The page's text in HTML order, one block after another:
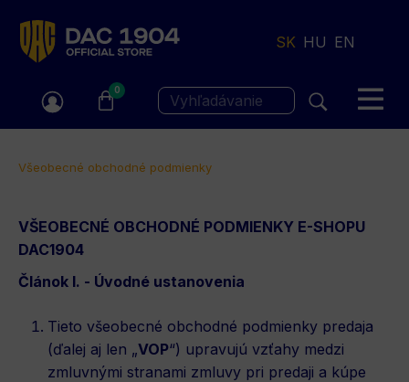
navigation
0
HU
SK EN
Vyhľadávanie
Nachádzate
tu
Všeobecné obchodné podmienky
Back
to
top
VŠEOBECNÉ OBCHODNÉ PODMIENKY E-SHOPU
DAC1904
Článok I. - Úvodné ustanovenia
Tieto všeobecné obchodné podmienky predaja
(ďalej aj len „VOP“) upravujú vzťahy medzi
zmluvnými stranami zmluvy pri predaji a kúpe